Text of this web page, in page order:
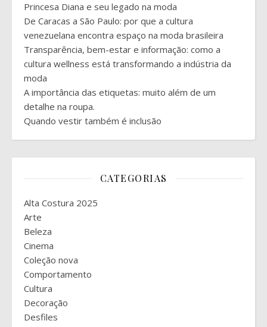
Princesa Diana e seu legado na moda
De Caracas a São Paulo: por que a cultura
venezuelana encontra espaço na moda brasileira
Transparência, bem-estar e informação: como a
cultura wellness está transformando a indústria da
moda
A importância das etiquetas: muito além de um
detalhe na roupa.
Quando vestir também é inclusão
CATEGORIAS
Alta Costura 2025
Arte
Beleza
Cinema
Coleção nova
Comportamento
Cultura
Decoração
Desfiles